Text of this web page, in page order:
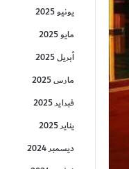
يونيو 2025
مايو 2025
أبريل 2025
مارس 2025
فبراير 2025
يناير 2025
ديسمبر 2024